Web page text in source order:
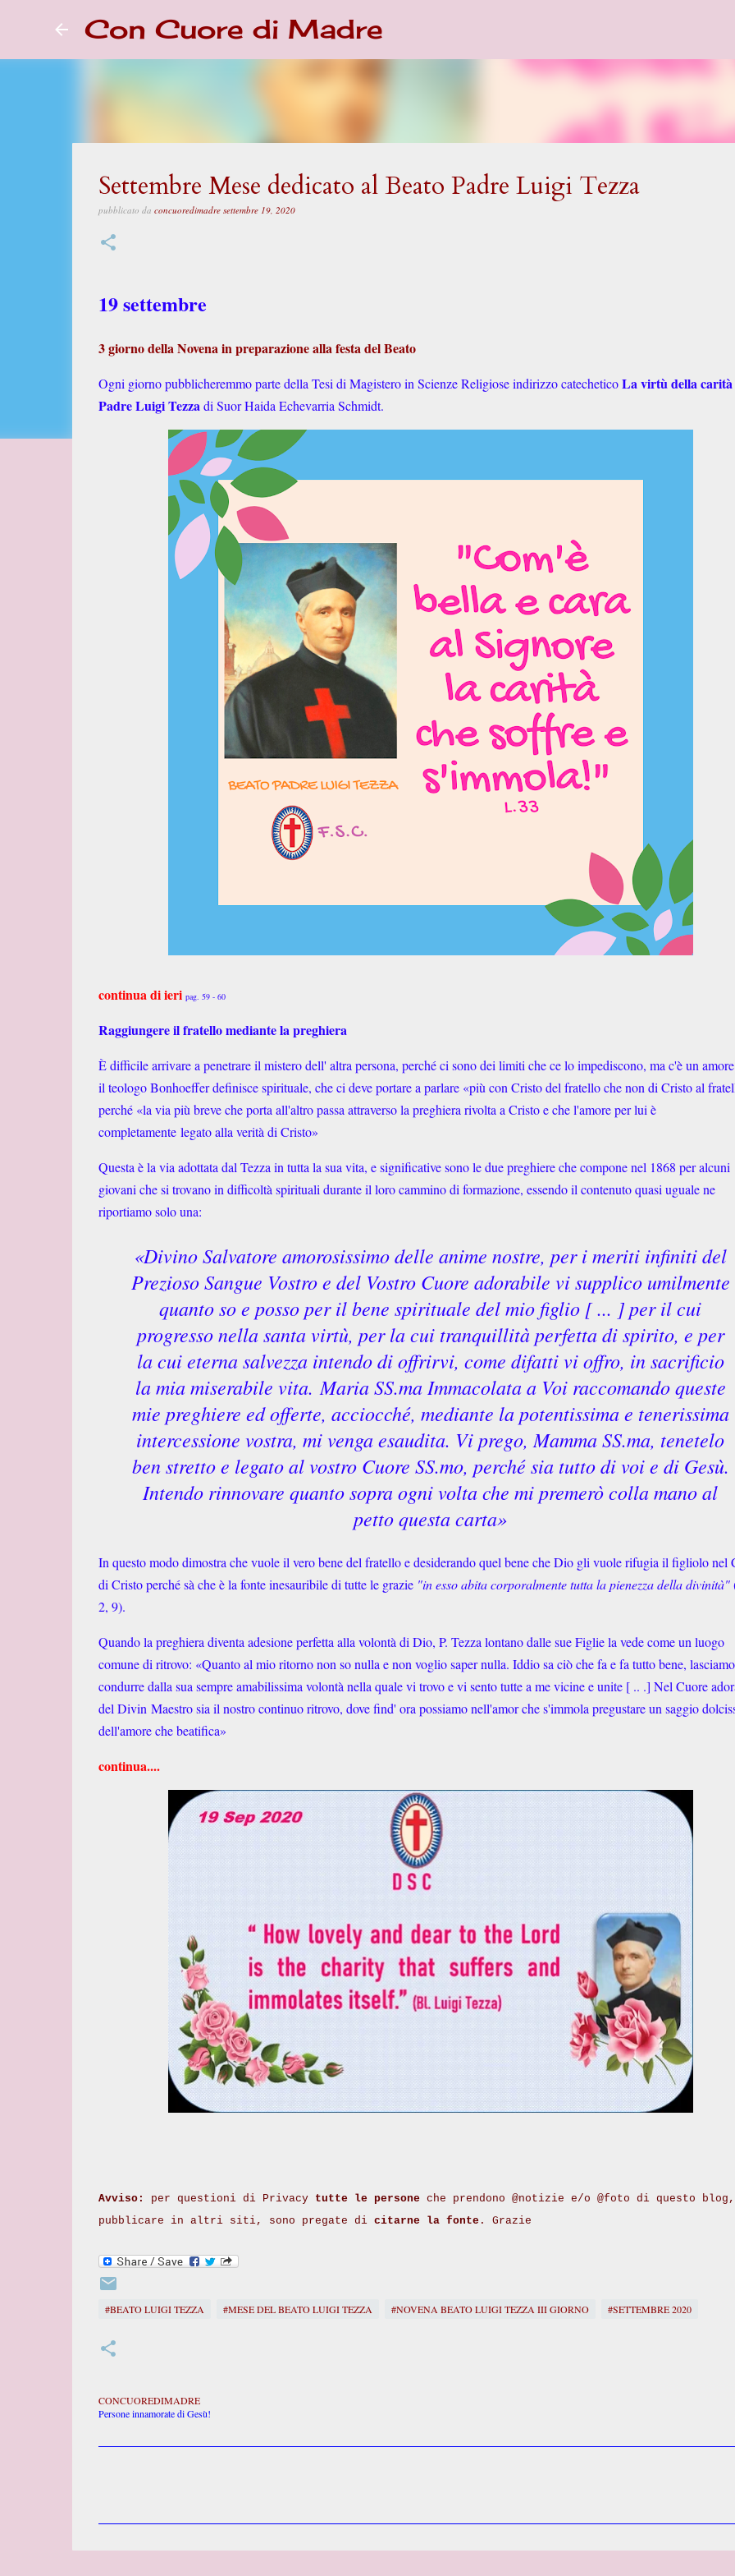
Con Cuore di Madre
Settembre Mese dedicato al Beato Padre Luigi Tezza
pubblicato da concuoredimadre settembre 19, 2020
19 settembre
3 giorno della Novena in preparazione alla festa del Beato
Ogni giorno pubblicheremmo parte della Tesi di Magistero in Scienze Religiose indirizzo catecheticoLa virtù della
Padre Luigi Tezza di Suor Haida Echevarria Schmidt.
continua di ieri pag. 59 - 60
Raggiungere il fratello mediante la preghiera
È difficile arrivare a penetrare il mistero dell' altra persona, perché ci sono dei limiti che ce lo impediscono, ma c'è un
il teologo Bonhoeffer definisce spirituale, che ci deve portare a parlare «più con Cristo del fratello che non di Cristo al
perché «la via più breve che porta all'altro passa attraverso la preghiera rivolta a Cristo e che l'amore per lui è
completamente legato alla verità di Cristo»
Questa è la via adottata dal Tezza in tutta la sua vita, e significative sono le due preghiere che compone nel 1868 per alcuni
giovani che si trovano in difficoltà spirituali durante il loro cammino di formazione, essendo il contenuto quasi uguale ne
riportiamo solo una:
«Divino Salvatore amorosissimo delle anime nostre, per i meriti infiniti del
Prezioso Sangue Vostro e del Vostro Cuore adorabile vi supplico umilmente
quanto so e posso per il bene spirituale del mio figlio [ ... ] per il cui
progresso nella santa virtù, per la cui tranquillità perfetta di spirito, e per
la cui eterna salvezza intendo di offrirvi, come difatti vi offro, in sacrificio
la mia miserabile vita. Maria SS.ma Immacolata a Voi raccomando queste
mie preghiere ed offerte, acciocché, mediante la potentissima e tenerissima
intercessione vostra, mi venga esaudita. Vi prego, Mamma SS.ma, tenetelo
ben stretto e legato al vostro Cuore SS.mo, perché sia tutto di voi e di Gesù.
Intendo rinnovare quanto sopra ogni volta che mi premerò colla mano al
petto questa carta»
In questo modo dimostra che vuole il vero bene del fratello e desiderando quel bene che Dio gli vuole rifugia il figliolo nel
di Cristo perché sà che è la fonte inesauribile di tutte le grazie "in esso abita corporalmente tutta la pienezza della divinità"
2, 9).
Quando la preghiera diventa adesione perfetta alla volontà di Dio, P. Tezza lontano dalle sue Figlie la vede come un luogo
comune di ritrovo: «Quanto al mio ritorno non so nulla e non voglio saper nulla. Iddio sa ciò che fa e fa tutto bene,
condurre dalla sua sempre amabilissima volontà nella quale vi trovo e vi sento tutte a me vicine e unite [ .. .] Nel Cuore
del Divin Maestro sia il nostro continuo ritrovo, dove find' ora possiamo nell'amor che s'immola pregustare un saggio
dell'amore che beatifica»
continua....
Avviso: per questioni di Privacy tutte le personeche prendono @notizie e/o @foto di questo
pubblicare in altri siti, sono pregate di citarne la fonte. Grazie
#BEATO LUIGI TEZZA #MESE DEL BEATO LUIGI TEZZA #NOVENA BEATO LUIGI TEZZA III GIORNO #SETTEMBRE 2020
CONCUOREDIMADRE
Persone innamorate di Gesù!
n